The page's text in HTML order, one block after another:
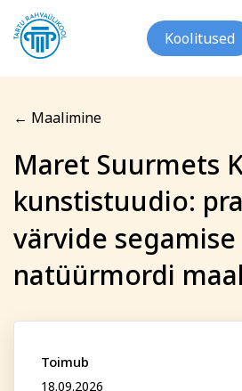
Koolitused
Arvuti ja töö
Meist
Galerii
Kontakt
← Maalimine
Maret Suurmets
kunstistuudio:
värvide
natüürmordi
Toimub
18.09.2026
Registreerin koolitusele
Maret Suurmets
kunstistuudio: